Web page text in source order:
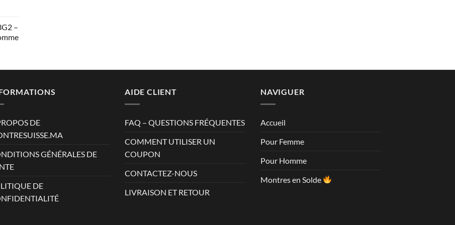
–
DE
GÉNÉRALES DE
DE
AIDE CLIENT
FAQ – QUESTIONS FRÉQUENTES
COMMENT UTILISER UN
COUPON
CONTACTEZ-NOUS
LIVRAISON ET RETOUR
NAVIGUER
Accueil
Pour Femme
Pour Homme
Montres en Solde